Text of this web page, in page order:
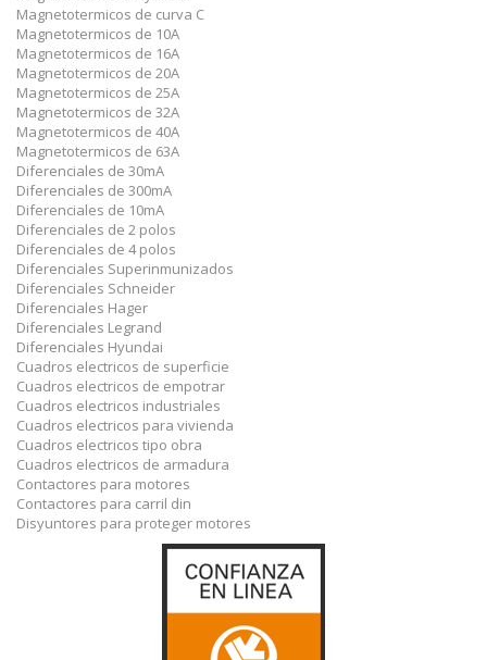
Magnetotermicos de curva C
Magnetotermicos de 10A
Magnetotermicos de 16A
Magnetotermicos de 20A
Magnetotermicos de 25A
Magnetotermicos de 32A
Magnetotermicos de 40A
Magnetotermicos de 63A
Diferenciales de 30mA
Diferenciales de 300mA
Diferenciales de 10mA
Diferenciales de 2 polos
Diferenciales de 4 polos
Diferenciales Superinmunizados
Diferenciales Schneider
Diferenciales Hager
Diferenciales Legrand
Diferenciales Hyundai
Cuadros electricos de superficie
Cuadros electricos de empotrar
Cuadros electricos industriales
Cuadros electricos para vivienda
Cuadros electricos tipo obra
Cuadros electricos de armadura
Contactores para motores
Contactores para carril din
Disyuntores para proteger motores